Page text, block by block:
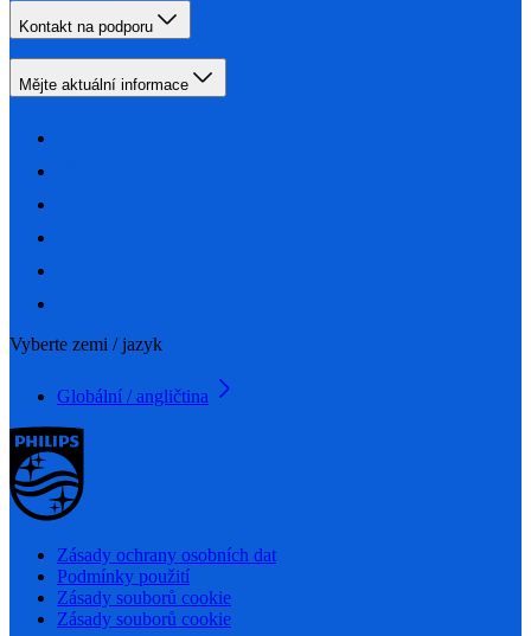
Kontakt na podporu
Mějte aktuální informace
Vyberte zemi / jazyk
Globální / angličtina
Zásady ochrany osobních dat
Podmínky použití
Zásady souborů cookie
Zásady souborů cookie